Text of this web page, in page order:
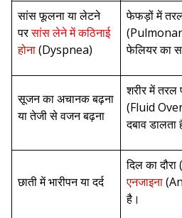
सांस फूलना या लेटने
परसांस लेने में कठिनाई
होना(Dyspnea)
फेफड़ों में तरल
फेलियर का
सूजन का अचानक बढ़ना
या तेजी से वजन बढ़ना
शरीर में तरल
(Fluid
दबाव डालता
छाती में भारीपन या दर्द
दिल का दौरा (
एनजाइना
है।